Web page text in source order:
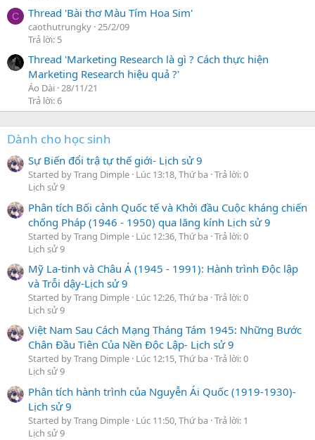
C Thread 'Bài thơ Màu Tím Hoa Sim'
caothutrungky 25/2/09
Trả lời: 5
Thread 'Marketing Research là gì ? Cách thực hiện
Marketing Research hiệu quả ?'
Áo Dài 28/11/21
Trả lời: 6
Dành cho học sinh
Sự Biến đổi trậ tự thế giới- Lịch sử 9
Started by Trang Dimple Lúc 13:18, Thứ ba Trả lời: 0
Lịch sử 9
Phân tích Bối cảnh Quốc tế và Khởi đầu Cuộc kháng chiến
chống Pháp (1946 - 1950) qua lăng kính Lịch sử 9
Started by Trang Dimple Lúc 12:36, Thứ ba Trả lời: 0
Lịch sử 9
Mỹ La-tinh và Châu Á (1945 - 1991): Hành trình Độc lập
và Trỗi dậy-Lịch sử 9
Started by Trang Dimple Lúc 12:26, Thứ ba Trả lời: 0
Lịch sử 9
Việt Nam Sau Cách Mạng Tháng Tám 1945: Những Bước
Chân Đầu Tiên Của Nền Độc Lập- Lịch sử 9
Started by Trang Dimple Lúc 12:15, Thứ ba Trả lời: 0
Lịch sử 9
Phân tích hành trình của Nguyễn Ái Quốc (1919-1930)-
Lịch sử 9
Started by Trang Dimple Lúc 11:50, Thứ ba Trả lời: 1
Lịch sử 9